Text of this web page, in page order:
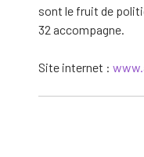
sont le fruit de
32 accompagne.
Site internet :